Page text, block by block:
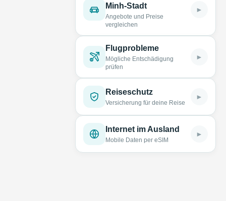
Minh-Stadt
Angebote und Preise
vergleichen
►
Flugprobleme
Mögliche Entschädigung
prüfen
►
Reiseschutz
Versicherung für deine Reise
►
Internet im Ausland
Mobile Daten per eSIM
►